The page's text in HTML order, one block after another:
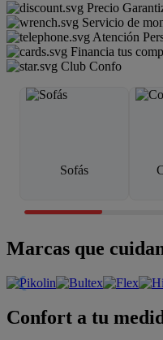
Precio
Servicio de
Atención
Financia tus
Club Confo
Sofás
Marcas que
Confort a tu